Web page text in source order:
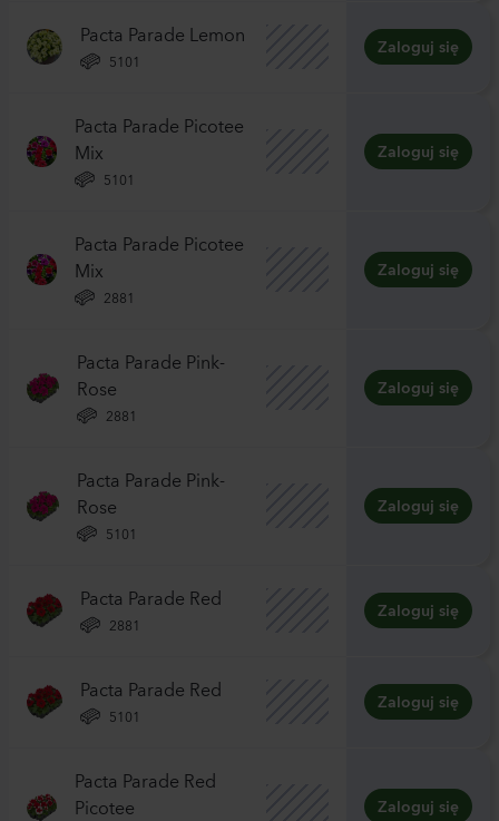
Pacta Parade Lemon
5101
Zaloguj się
Pacta Parade Picotee
Mix
5101
Zaloguj się
Pacta Parade Picotee
Mix
2881
Zaloguj się
Pacta Parade Pink-
Rose
2881
Zaloguj się
Pacta Parade Pink-
Rose
5101
Zaloguj się
Pacta Parade Red
2881
Zaloguj się
Pacta Parade Red
5101
Zaloguj się
Pacta Parade Red
Picotee
Zaloguj się